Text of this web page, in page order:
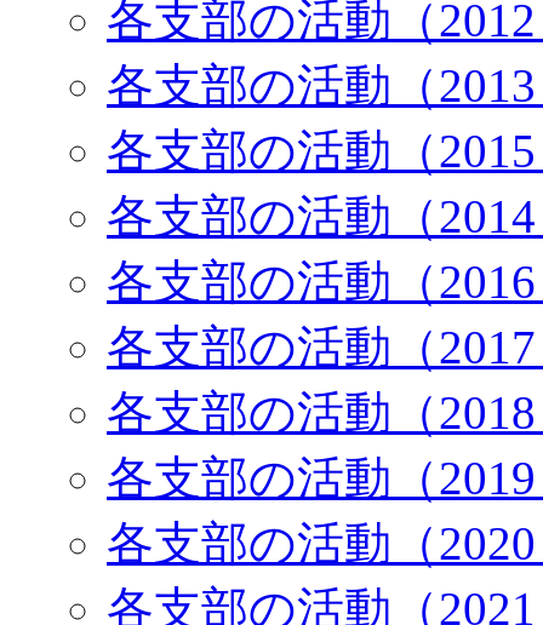
各支部の活動（
各支部の活動（
各支部の活動（
各支部の活動（
各支部の活動（
各支部の活動（
各支部の活動（
各支部の活動（
各支部の活動（
各支部の活動（